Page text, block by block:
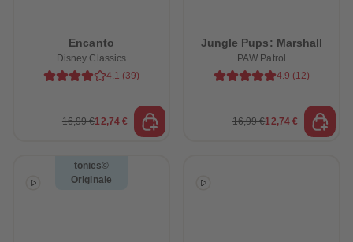
Encanto
Disney Classics
4.1 (39)
16,99 €12,74 €
Jungle Pups: Marshall
PAW Patrol
4.9 (12)
16,99 €12,74 €
tonies©
Originale